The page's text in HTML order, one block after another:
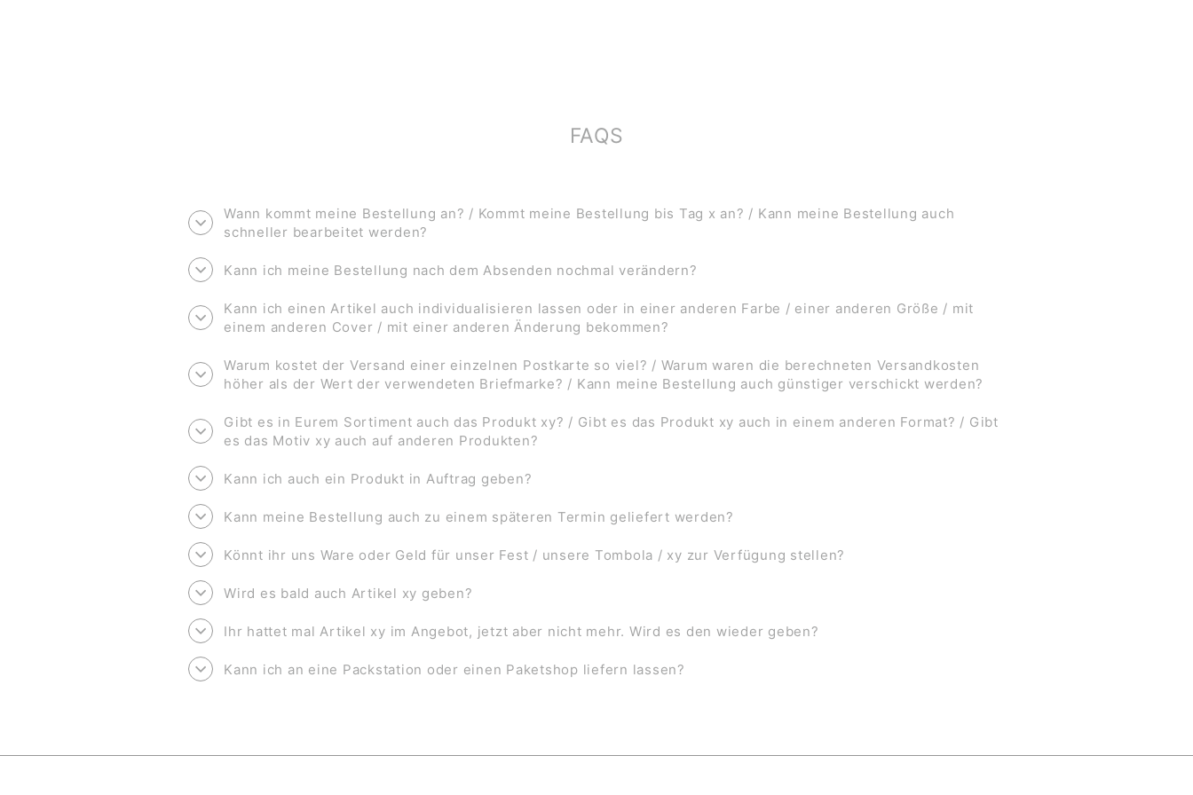
FAQS
Wann kommt meine Bestellung an? / Kommt meine Bestellung bis Tag x an? / Kann meine Bestellung auch
schneller bearbeitet werden?
Kann ich meine Bestellung nach dem Absenden nochmal verändern?
Kann ich einen Artikel auch individualisieren lassen oder in einer anderen Farbe / einer anderen Größe / mit
einem anderen Cover / mit einer anderen Änderung bekommen?
Warum kostet der Versand einer einzelnen Postkarte so viel? / Warum waren die berechneten Versandkosten
höher als der Wert der verwendeten Briefmarke? / Kann meine Bestellung auch günstiger verschickt werden?
Gibt es in Eurem Sortiment auch das Produkt xy? / Gibt es das Produkt xy auch in einem anderen Format? / Gibt
es das Motiv xy auch auf anderen Produkten?
Kann ich auch ein Produkt in Auftrag geben?
Kann meine Bestellung auch zu einem späteren Termin geliefert werden?
Könnt ihr uns Ware oder Geld für unser Fest / unsere Tombola / xy zur Verfügung stellen?
Wird es bald auch Artikel xy geben?
Ihr hattet mal Artikel xy im Angebot, jetzt aber nicht mehr. Wird es den wieder geben?
Kann ich an eine Packstation oder einen Paketshop liefern lassen?